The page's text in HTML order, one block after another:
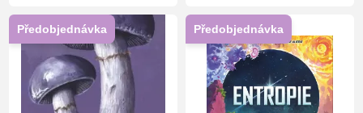
Předobjednávka Předobjednávka